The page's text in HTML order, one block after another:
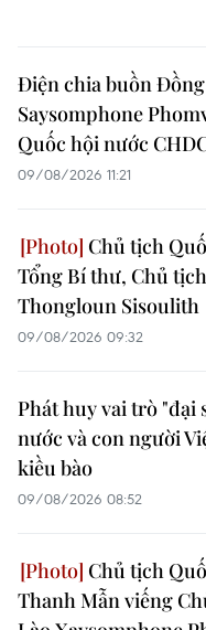
Điện chia buồn
Saysomphone
Quốc hội nước
09/08/2026 11:21
Chủ tịch
Tổng Bí thư, Chủ
Thongloun Sisoulith
09/08/2026 09:32
Phát huy vai trò "đại
nước và con người
kiều bào
09/08/2026 08:52
Chủ tịch
Thanh Mẫn viếng